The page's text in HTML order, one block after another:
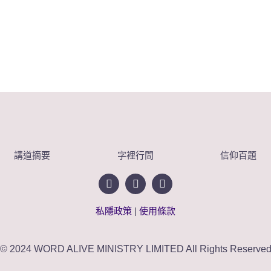
講道摘要 字裡行間 信仰百題
私隱政策 | 使用條款
© 2024 WORD ALIVE MINISTRY LIMITED All Rights Reserved